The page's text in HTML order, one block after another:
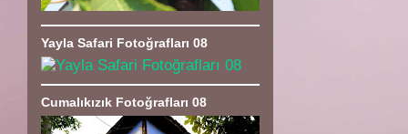
Yayla Safari Fotoğrafları 08
Cumalıkızık Fotoğrafları 08